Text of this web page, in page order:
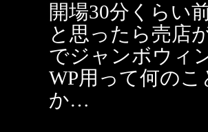
開場30分くらい
と思ったら売店
でジャンボウィ
WP用って何の
か…